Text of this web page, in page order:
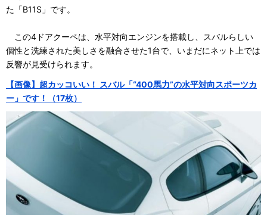
た「B11S」です。
この4ドアクーペは、水平対向エンジンを搭載し、スバルらしい
個性と洗練された美しさを融合させた1台で、いまだにネット上では
反響が見受けられます。
【画像】超カッコいい！ スバル「“400馬力”の水平対向スポーツカ
ー」です！（17枚）